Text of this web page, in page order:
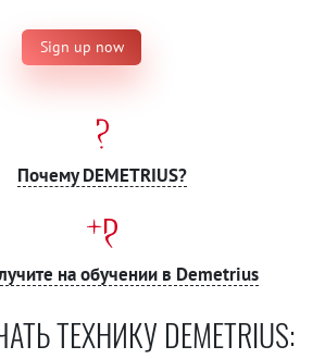
Sign up now
Почему DEMETRIUS?
на обучении в Demetrius
ТЕХНИКУ DEMETRIUS: